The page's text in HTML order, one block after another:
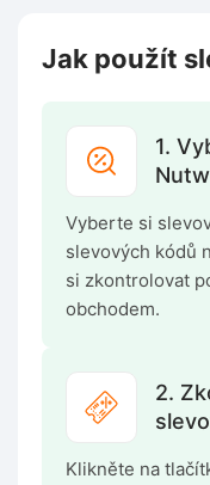
Jak použít
1.
Vyberte si
slevových kódů
si zkontrolovat
obchodem.
2.
Klikněte na